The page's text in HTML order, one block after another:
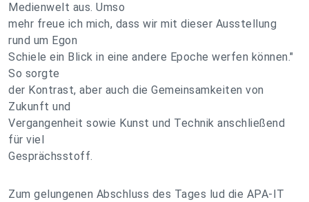
Medienwelt aus. Umso
mehr freue ich mich, dass wir mit dieser Ausstellung
rund um Egon
Schiele ein Blick in eine andere Epoche werfen können."
So sorgte
der Kontrast, aber auch die Gemeinsamkeiten von
Zukunft und
Vergangenheit sowie Kunst und Technik anschließend
für viel
Gesprächsstoff.
Zum gelungenen Abschluss des Tages lud die APA-IT